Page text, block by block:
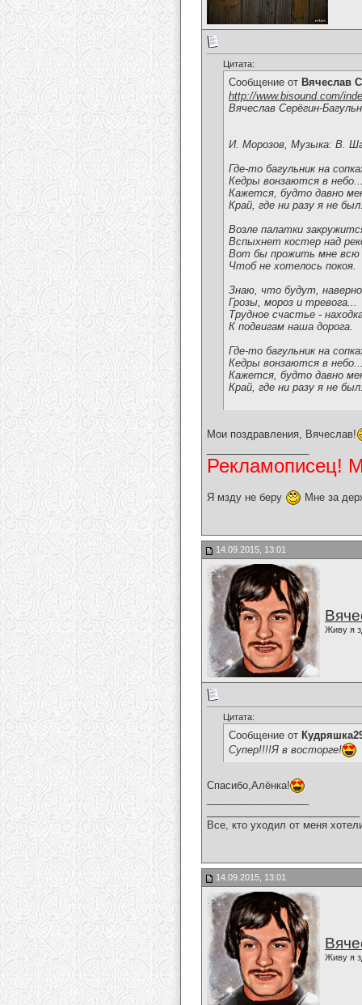
Цитата:
Сообщение от Вячеслав
http://www.bisound.com/
Вячеслав Серёгин-
И. Морозов, Музыка: В.
Где-то багульник на
Кедры вонзаются в
Кажется, будто давно
Край, где ни разу я не
Возле палатки
Вспыхнет костер над
Вот бы прожить мне всю
Чтоб не хотелось покоя.
Знаю, что будут,
Грозы, мороз и тревога...
Трудное счастье -
К подвигам наша дорога.
Где-то багульник на
Кедры вонзаются в
Кажется, будто давно
Край, где ни разу я не
Мои поздравления, Вячеслав!
Рекламописец!
Я мзду не беру Мне за
14.09.2015, 13:01
Живу я
Цитата:
Сообщение от
Супер!!!!Я в восторге!
Спасибо,Алёнка!
Все, кто уходил от меня
14.09.2015, 13:01
Живу я